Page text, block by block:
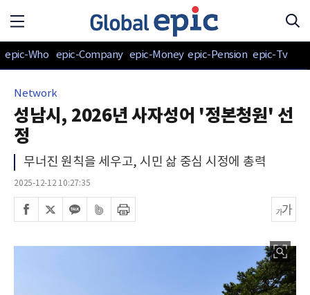
epic-Who epic-Company epic-Money epic-Pension epic-Tv
Network
성남시, 2026년 사자성어 '정본청원' 선
정
무너진 원칙을 세우고, 시민 삶 중심 시정에 총력
2025-12-12 10:27:35